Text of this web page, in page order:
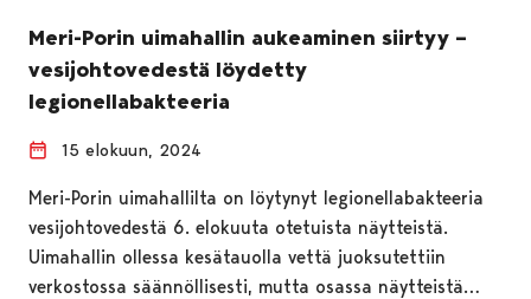
Meri-Porin uimahallin aukeaminen siirtyy –
vesijohtovedestä löydetty
legionellabakteeria
15 elokuun, 2024
Meri-Porin uimahallilta on löytynyt legionellabakteeria
vesijohtovedestä 6. elokuuta otetuista näytteistä.
Uimahallin ollessa kesätauolla vettä juoksutettiin
verkostossa säännöllisesti, mutta osassa näytteistä…